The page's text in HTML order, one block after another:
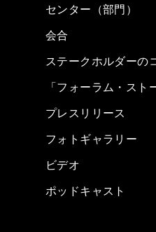
センター（部門）
会合
ステークホルダーの
「フォーラム・スト
プレスリリース
フォトギャラリー
ビデオ
ポッドキャスト